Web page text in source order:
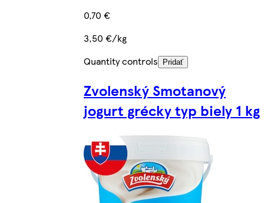
0,70 €
3,50 €/kg
Quantity controls
Pridať
Zvolenský Smotanový
jogurt grécky typ biely 1 kg